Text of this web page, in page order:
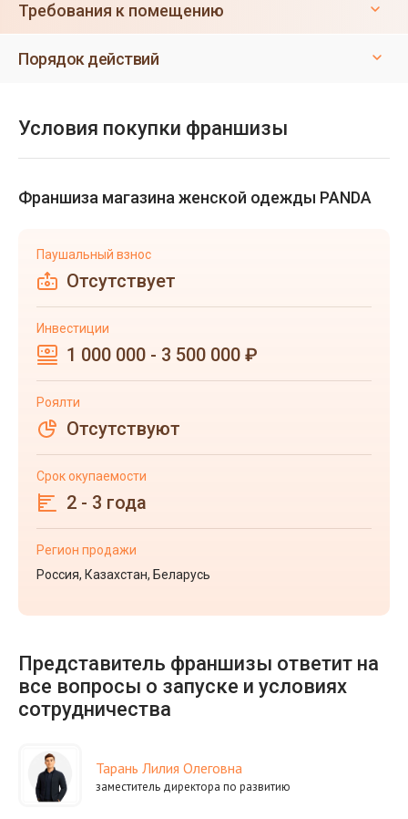
Требования к помещению
Порядок действий
Условия покупки франшизы
Франшиза магазина женской одежды PANDA
Паушальный взнос
Отсутствует
Инвестиции
1 000 000 - 3 500 000 ₽
Роялти
Отсутствуют
Срок окупаемости
2 - 3 года
Регион продажи
Россия, Казахстан, Беларусь
Представитель франшизы ответит на
все вопросы о запуске и условиях
сотрудничества
Тарань Лилия Олеговна
заместитель директора по развитию